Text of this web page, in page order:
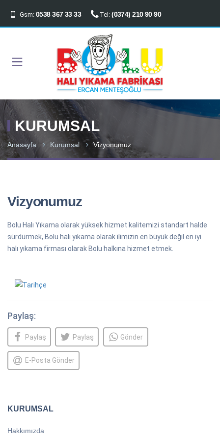
Gsm: 0538 367 33 33 Tel:(0374) 210 90 90
KURUMSAL
Anasayfa Kurumsal Vizyonumuz
Vizyonumuz
Bolu Halı Yıkama olarak yüksek hizmet kalitemizi standart halde
sürdürmek, Bolu halı yıkama olarak ilimizin en büyük değil en iyi
halı yıkama firması olarak Bolu halkına hizmet etmek.
Paylaş:
Paylaş Paylaş Gönder
E-Posta Gönder
KURUMSAL
Hakkımızda